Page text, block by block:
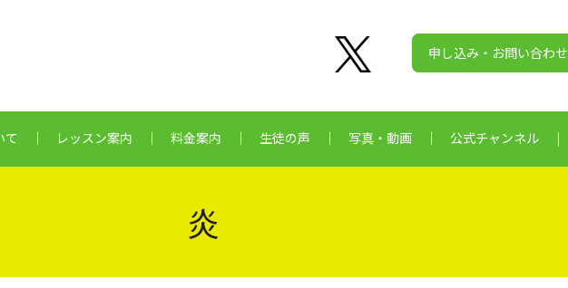
て レッスン案内 料金案内 生徒の声 写真・動画 公式チャンネル
申し込み・お問い合わせ
炎